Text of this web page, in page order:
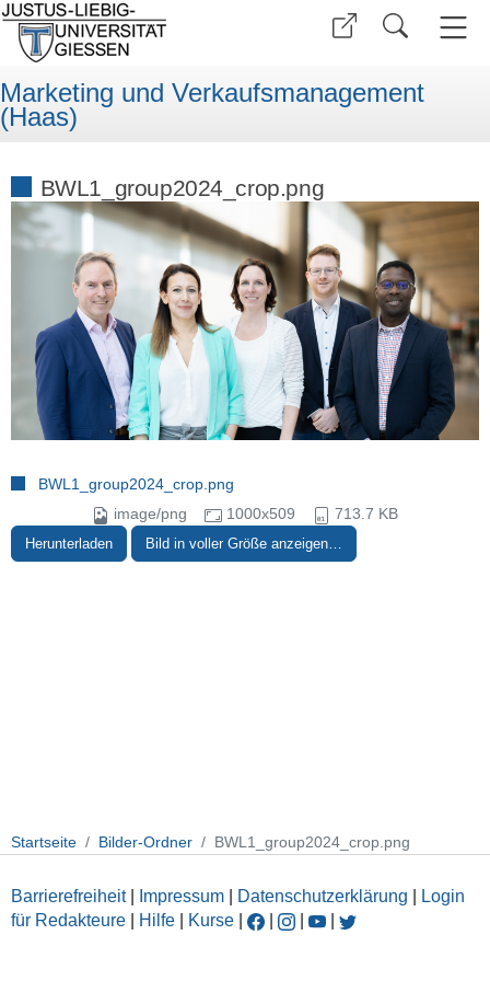
Marketing und Verkaufsmanagement
(Haas)
BWL1_group2024_crop.png
BWL1_group2024_crop.png
image/png
1000x509 713.7 KB
Herunterladen Bild in voller Größe anzeigen…
Startseite Bilder-Ordner BWL1_group2024_crop.png
Barrierefreiheit| Impressum Datenschutzerklärung
Login
für Redakteure
Hilfe Kurse